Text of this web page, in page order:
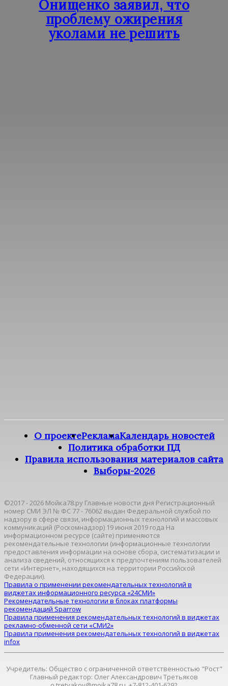
Онищенко заявил, что
проблему ожирения
уколами не решить
О проектеРекламаКалендарь новостей
Политика обработки ПД
Правила использования материалов сайта
Выборы-2026
©2017 - 2026 Мойка78.ру Главные новости дня Регистрационный
номер СМИ ЭЛ № ФС 77 - 76062 выдан Федеральной службой по
надзору в сфере связи, информационных технологий и массовых
коммуникаций (Роскомнадзор) 19 июня 2019 года На
информационном ресурсе (сайте) применяются
рекомендательные технологии (информационные технологии
предоставления информации на основе сбора, систематизации и
анализа сведений, относящихся к предпочтениям пользователей
сети «Интернет», находящихся на территории Российской
Федерации).
Правила о применении рекомендательных технологий в
виджетах информационного ресурса «24СМИ»
Рекомендательные технологии в блоках платформы
рекомендаций Sparrow
Правила применения рекомендательных технологий в виджетах
рекламно-обменной сети «СМИ2»
Правила применения рекомендательных технологий в виджетах
infox
Учредитель: Общество с ограниченной ответственностью "Рост"
Главный редактор: Олег Александрович Третьяков